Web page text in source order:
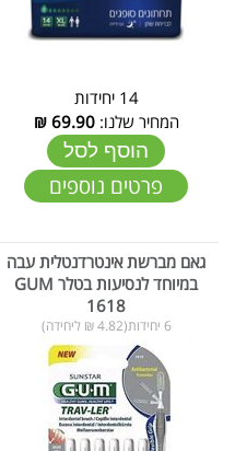
14 יחידות
המחיר שלנו:69.90
₪
הוסף לסל
פרטים נוספים
גאם מברשת אינטרדנטלית עבה
במיוחד לנסיעות בטלר GUM
1618
6 יחידות(4.82 ₪ ליחידה)